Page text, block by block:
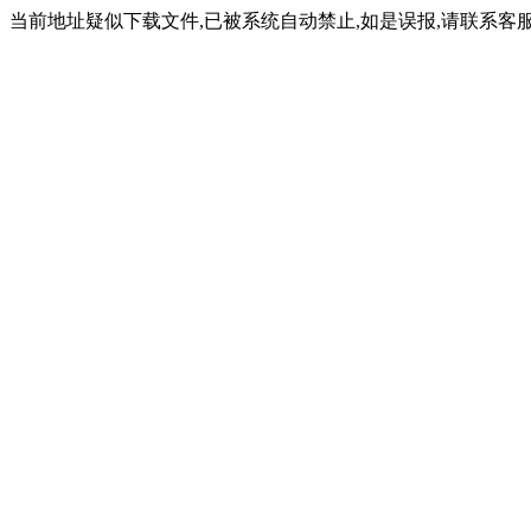
当前地址疑似下载文件,已被系统自动禁止,如是误报,请联系客